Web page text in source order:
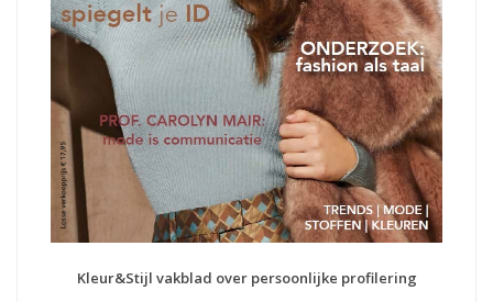
Kleur&Stijl vakblad over persoonlijke profilering